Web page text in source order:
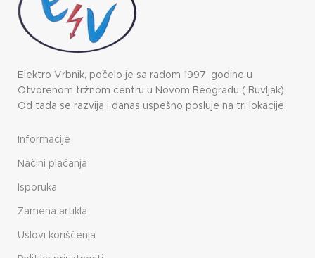
Elektro Vrbnik, počelo je sa radom 1997. godine u
Otvorenom tržnom centru u Novom Beogradu ( Buvljak).
Od tada se razvija i danas uspešno posluje na tri lokacije.
Informacije
Načini plaćanja
Isporuka
Zamena artikla
Uslovi korišćenja